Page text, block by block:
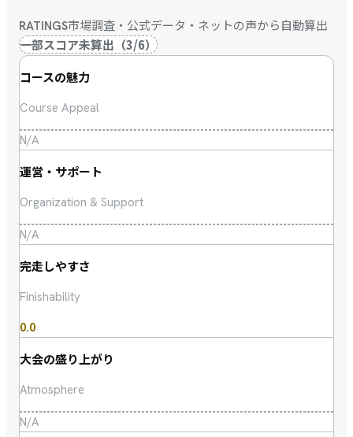
RATINGS市場調査・公式データ・ネットの声から自動算出
一部スコア未算出 （3/6）
コースの魅力
Course Appeal
N/A
運営・サポート
Organization & Support
N/A
完走しやすさ
Finishability
0.0
大会の盛り上がり
Atmosphere
N/A